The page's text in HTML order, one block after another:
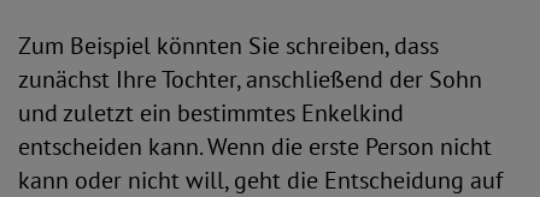
Zum Beispiel könnten Sie schreiben, dass
zunächst Ihre Tochter, anschließend der Sohn
und zuletzt ein bestimmtes Enkelkind
entscheiden kann. Wenn die erste Person nicht
kann oder nicht will, geht die Entscheidung auf